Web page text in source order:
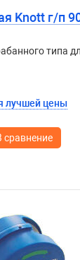
Knott г/п
типа
лучшей цены
сравнение